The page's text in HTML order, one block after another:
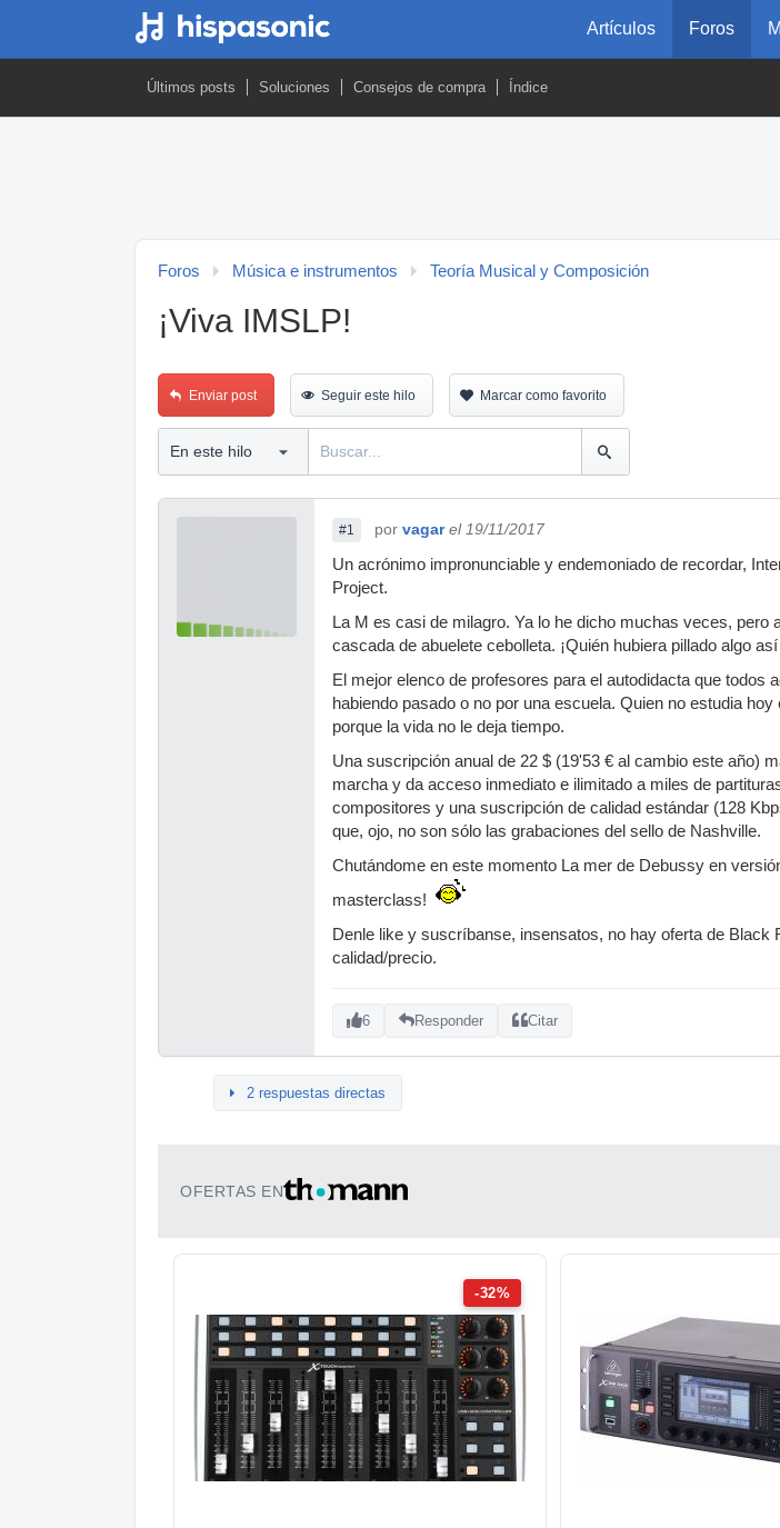
Artículos Foros
Últimos posts Soluciones Consejos de compra Índice
Foros Música e instrumentos Teoría Musical y Composición
¡Viva IMSLP!
Enviar post Seguir este hilo Marcar como favorito
#1 por vagar el 19/11/2017
Un acrónimo impronunciable y endemoniado de recordar,
Project.
La M es casi de milagro. Ya lo he dicho muchas veces, pero
cascada de abuelete cebolleta. ¡Quién hubiera pillado algo
El mejor elenco de profesores para el autodidacta que todos
habiendo pasado o no por una escuela. Quien no estudia hoy
porque la vida no le deja tiempo.
Una suscripción anual de 22 $ (19'53 € al cambio este año)
marcha y da acceso inmediato e ilimitado a miles de
compositores y una suscripción de calidad estándar (128
que, ojo, no son sólo las grabaciones del sello de Nashville.
Chutándome en este momento La mer de Debussy en
masterclass!
Denle like y suscríbanse, insensatos, no hay oferta de
calidad/precio.
6 Responder Citar
2 respuestas directas
OFERTAS EN
-32%